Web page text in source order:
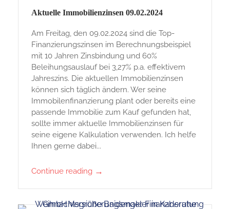
Aktuelle Immobilienzinsen 09.02.2024
Am Freitag, den 09.02.2024 sind die Top-
Finanzierungszinsen im Berechnungsbeispiel
mit 10 Jahren Zinsbindung und 60%
Beleihungsauslauf bei 3,27% p.a. effektivem
Jahreszins. Die aktuellen Immobilienzinsen
können sich täglich ändern. Wer seine
Immobilenfinanzierung plant oder bereits eine
passende Immobilie zum Kauf gefunden hat,
sollte immer aktuelle Immobilienzinsen für
seine eigene Kalkulation verwenden. Ich helfe
Ihnen gerne dabei...
Continue reading →